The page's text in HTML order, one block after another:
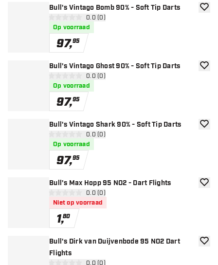
Bull's Vintago Bomb 90% - Soft Tip Darts
open reviews drawer
0 score sterren0.0 (0)
Op voorraad
97,95
Bull's Vintago Ghost 90% - Soft Tip Darts
open reviews drawer
0 score sterren0.0 (0)
Op voorraad
97,95
Bull's Vintago Shark 90% - Soft Tip Darts
open reviews drawer
0 score sterren0.0 (0)
Op voorraad
97,95
Bull's Max Hopp 95 NO2 - Dart Flights
open reviews drawer
0 score sterren0.0 (0)
Niet op voorraad
1,80
Bull's Dirk van Duijvenbode 95 NO2 Dart
Flights
0.0 (0)